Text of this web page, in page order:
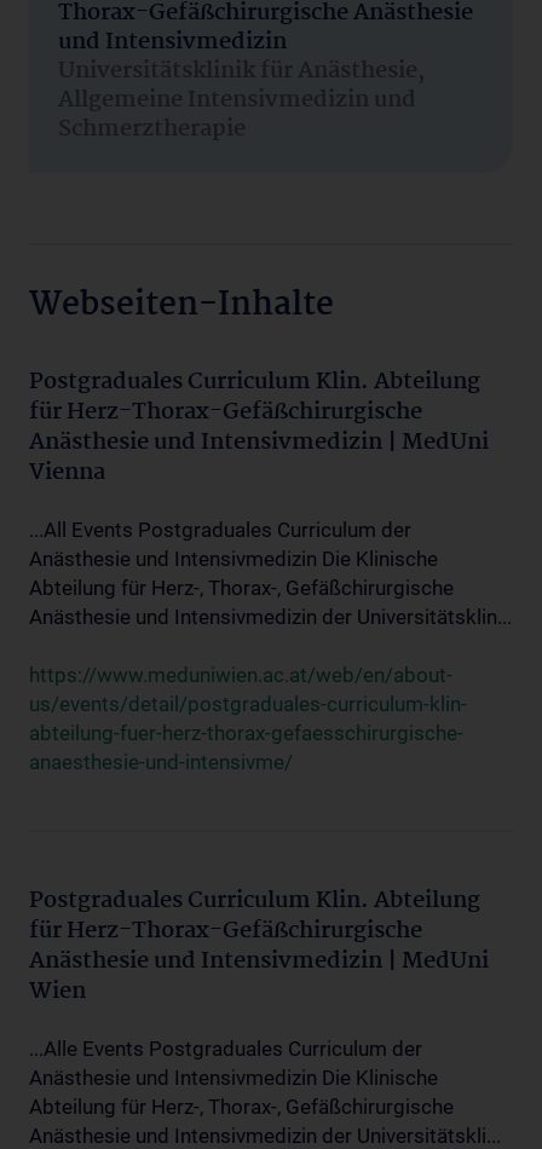
Thorax-Gefäßchirurgische Anästhesie
und Intensivmedizin
Universitätsklinik für Anästhesie,
Allgemeine Intensivmedizin und
Schmerztherapie
Webseiten-Inhalte
Postgraduales Curriculum Klin. Abteilung
für Herz-Thorax-Gefäßchirurgische
Anästhesie und Intensivmedizin | MedUni
Vienna
...All Events Postgraduales Curriculum der
Anästhesie und Intensivmedizin Die Klinische
Abteilung für Herz-, Thorax-, Gefäßchirurgische
Anästhesie und Intensivmedizin der Universitätsklin...
https://www.meduniwien.ac.at/web/en/about-
us/events/detail/postgraduales-curriculum-klin-
abteilung-fuer-herz-thorax-gefaesschirurgische-
anaesthesie-und-intensivme/
Postgraduales Curriculum Klin. Abteilung
für Herz-Thorax-Gefäßchirurgische
Anästhesie und Intensivmedizin | MedUni
Wien
...Alle Events Postgraduales Curriculum der
Anästhesie und Intensivmedizin Die Klinische
Abteilung für Herz-, Thorax-, Gefäßchirurgische
Anästhesie und Intensivmedizin der Universitätskli...